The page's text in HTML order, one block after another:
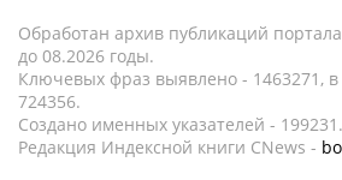
Обработан архив публикаций
до 08.2026 годы.
Ключевых фраз выявлено - 1463271,
724356.
Создано именных указателей - 199231.
Редакция Индексной книги CNews -